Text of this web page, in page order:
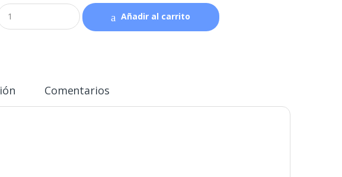
a
Añadir al carrito
Comentarios